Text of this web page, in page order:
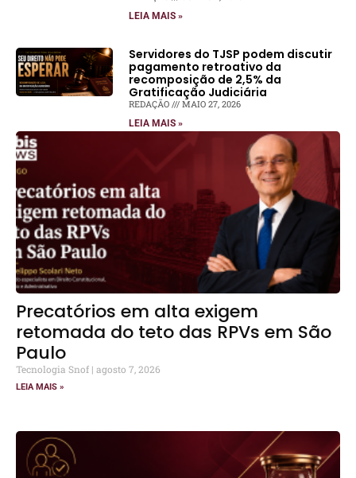
LEIA MAIS »
Servidores do TJSP podem discutir
pagamento retroativo da
recomposição de 2,5% da
Gratificação Judiciária
REDAÇÃO MAIO 27, 2026
LEIA MAIS »
Precatórios em alta exigem
retomada do teto das RPVs em São
Paulo
Tecnologia Snof agosto 7, 2026
LEIA MAIS »